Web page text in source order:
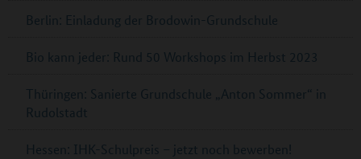
Berlin: Einladung der Brodowin-Grundschule
Bio kann jeder: Rund 50 Workshops im Herbst 2023
Thüringen: Sanierte Grundschule „Anton Sommer“ in
Rudolstadt
Hessen: IHK-Schulpreis – jetzt noch bewerben!